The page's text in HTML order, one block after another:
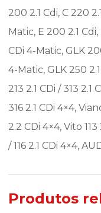
200 2.1 Cdi, C 220
Matic, E 200 2.1 Cdi,
CDi 4-Matic, GLK
4-Matic, GLK 250
213 2.1 CDi / 313 2.1
316 2.1 CDi 4×4,
2.2 CDi 4×4, Vito 113
/ 116 2.1 CDi 4×4,
Produtos